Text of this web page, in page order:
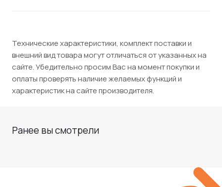
Технические характеристики, комплект поставки и
внешний вид товара могут отличаться от указанных на
сайте. Убедительно просим Вас на момент покупки и
оплаты проверять наличие желаемых функций и
характеристик на сайте производителя.
Ранее вы смотрели